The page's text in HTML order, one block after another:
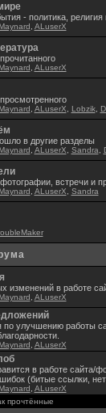
- политика,
Maynard ALuserX
Maynard ALuserX
Maynard ALuserX Lobzik,
в другие разделы
Maynard ALuserX Sandra
встречи и
Maynard ALuserX Sandra
изменений в работе
Maynard ALuserX
по улучшению работы
Maynard ALuserX
в работе сайта/
(битые ссылки,
Maynard ALuserX
прочтённые